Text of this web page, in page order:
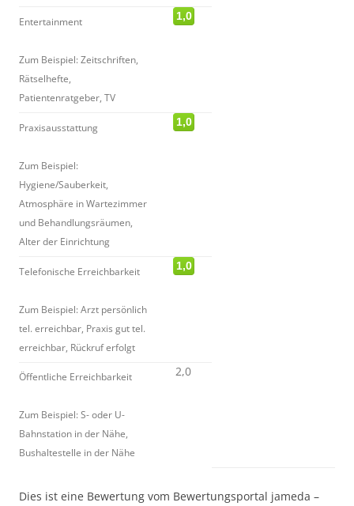
Entertainment
Zum Beispiel: Zeitschriften,
Rätselhefte,
Patientenratgeber, TV
1,0
Praxisausstattung
Zum Beispiel:
Hygiene/Sauberkeit,
Atmosphäre in Wartezimmer
und Behandlungsräumen,
Alter der Einrichtung
1,0
Telefonische Erreichbarkeit
Zum Beispiel: Arzt persönlich
tel. erreichbar, Praxis gut tel.
erreichbar, Rückruf erfolgt
1,0
Öffentliche Erreichbarkeit
Zum Beispiel: S- oder U-
Bahnstation in der Nähe,
Bushaltestelle in der Nähe
2,0
Dies ist eine Bewertung vom Bewertungsportal jameda –